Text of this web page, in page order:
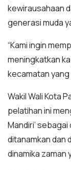
kewirausahaan
generasi muda
“Kami ingin
meningkatkan
kecamatan yang
Wakil Wali Kota
pelatihan ini
Mandiri’
ditanamkan dan
dinamika